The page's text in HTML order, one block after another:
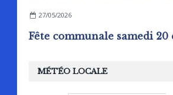
27/05/2026
MÉTÉO LOCALE